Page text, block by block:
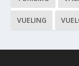
VUELING